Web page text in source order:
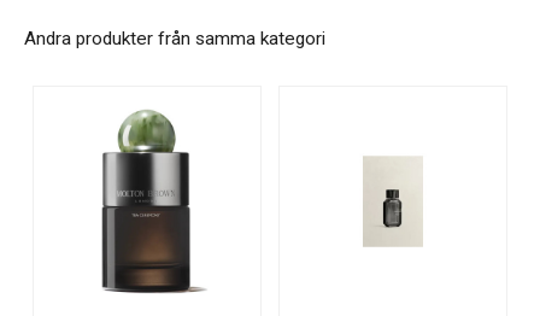
Andra produkter från samma kategori